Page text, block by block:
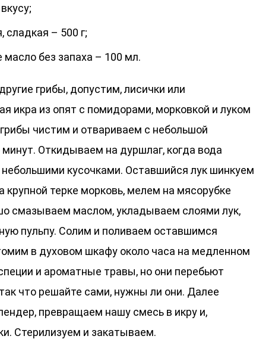
сладкая – 500 г;
без запаха – 100 мл.
грибы, допустим, лисички или
икра из опят с помидорами, морковкой и луком
чистим и отвариваем с небольшой
минут. Откидываем на дуршлаг, когда вода
кусочками. Оставшийся лук шинкуем
крупной терке морковь, мелем на мясорубке
смазываем маслом, укладываем слоями лук,
пульпу. Солим и поливаем оставшимся
в духовом шкафу около часа на медленном
и ароматные травы, но они перебьют
что решайте сами, нужны ли они. Далее
превращаем нашу смесь в икру и,
Стерилизуем и закатываем.